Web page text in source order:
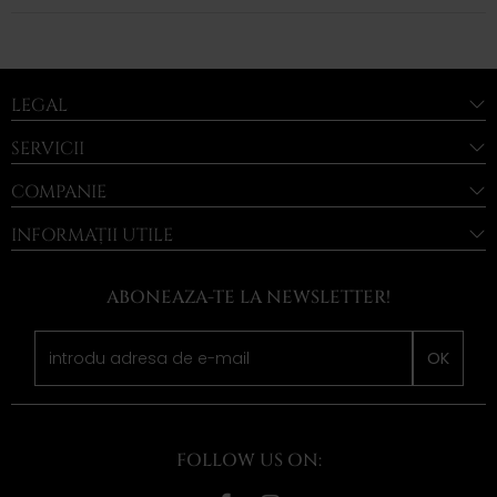
LEGAL
SERVICII
COMPANIE
INFORMAȚII UTILE
ABONEAZA-TE LA NEWSLETTER!
OK
FOLLOW US ON: